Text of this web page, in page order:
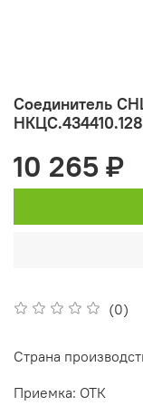
Соединитель
(0)
10 265 ₽
Страна
Приемка: ОТК